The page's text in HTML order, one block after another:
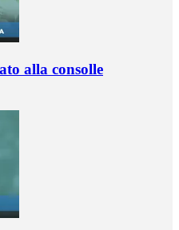
alla consolle